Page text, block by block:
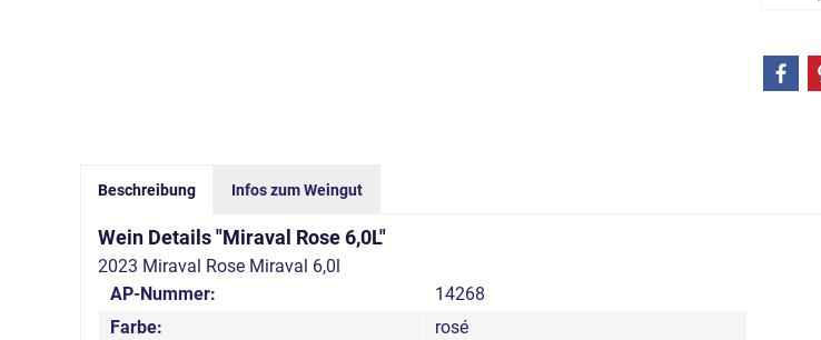
Beschreibung Infos zum Weingut
Wein Details "Miraval Rose 6,0L"
2023 Miraval Rose Miraval 6,0l
AP-Nummer:
14268
Farbe:
rosé